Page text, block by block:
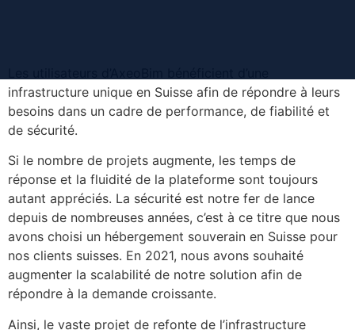
infrastructure unique en Suisse afin de répondre à leurs
besoins dans un cadre de performance, de fiabilité et
de sécurité.
Si le nombre de projets augmente, les temps de
réponse et la fluidité de la plateforme sont toujours
autant appréciés. La sécurité est notre fer de lance
depuis de nombreuses années, c’est à ce titre que nous
avons choisi un hébergement souverain en Suisse pour
nos clients suisses. En 2021, nous avons souhaité
augmenter la scalabilité de notre solution afin de
répondre à la demande croissante.
Ainsi, le vaste projet de refonte de l’infrastructure